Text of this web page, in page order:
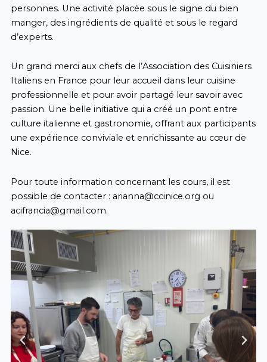
personnes. Une activité placée sous le signe du bien
manger, des ingrédients de qualité et sous le regard
d’experts.
Un grand merci aux chefs de l’Association des Cuisiniers
Italiens en France pour leur accueil dans leur cuisine
professionnelle et pour avoir partagé leur savoir avec
passion. Une belle initiative qui a créé un pont entre
culture italienne et gastronomie, offrant aux participants
une expérience conviviale et enrichissante au cœur de
Nice.
Pour toute information concernant les cours, il est
possible de contacter : arianna@ccinice.org ou
acifrancia@gmail.com.
Previous Next